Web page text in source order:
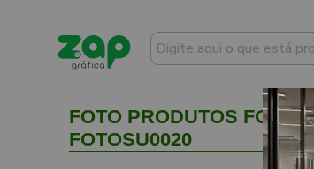
FOTO PRODUTOS FOTO
FOTOSU0020